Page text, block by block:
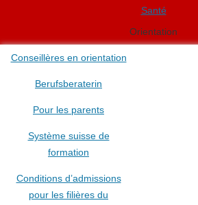
Santé
Orientation
Conseillères en orientation
Berufsberaterin
Pour les parents
Système suisse de
formation
Conditions d’admissions
pour les filières du